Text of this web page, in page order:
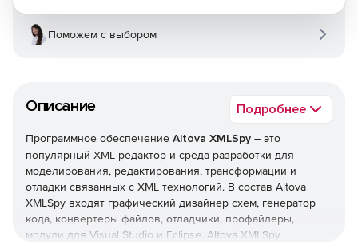
Описание Подробнее
Программное обеспечение Altova XMLSpy – это
популярный XML-редактор и среда разработки для
моделирования, редактирования, трансформации и
отладки связанных с XML технологий. В состав Altova
XMLSpy входят графический дизайнер схем, генератор
кода, конвертеры файлов, отладчики, профайлеры,
модули для Visual Studio и Eclipse. Altova XMLSpy
Поможем с выбором